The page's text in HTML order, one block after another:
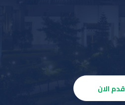
قدم الان